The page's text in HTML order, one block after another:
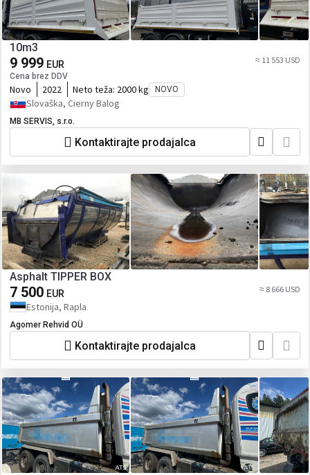
10m3
9 999 EUR
Cena brez DDV
≈ 11 553 USD
Novo 2022 Neto teža: 2000 kg NOVO
Slovaška, Cierny Balog
MB SERVIS, s.r.o.
Kontaktirajte prodajalca
Asphalt TIPPER BOX
7 500 EUR ≈ 8 666 USD
Estonija, Rapla
Agomer Rehvid OÜ
Kontaktirajte prodajalca